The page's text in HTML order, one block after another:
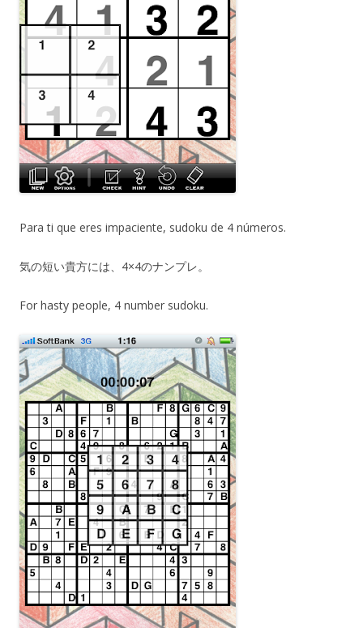
Para ti que eres impaciente, sudoku de 4 números.
気の短い貴方には、4×4のナンプレ。
For hasty people, 4 number sudoku.